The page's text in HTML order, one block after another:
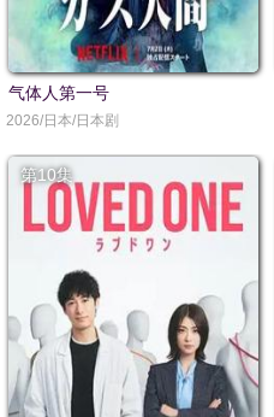
气体人第一号
2026/日本/日本剧
第10集